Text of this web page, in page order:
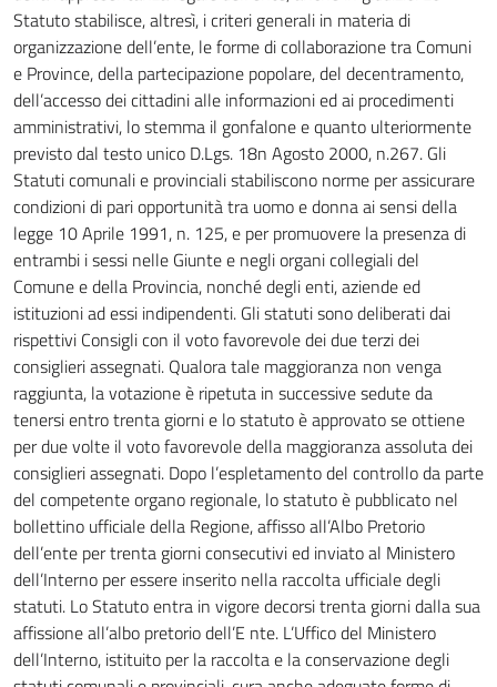
Statuto stabilisce, altresì, i criteri generali in materia di
organizzazione dell’ente, le forme di collaborazione tra Comuni
e Province, della partecipazione popolare, del decentramento,
dell’accesso dei cittadini alle informazioni ed ai procedimenti
amministrativi, lo stemma il gonfalone e quanto ulteriormente
previsto dal testo unico D.Lgs. 18n Agosto 2000, n.267. Gli
Statuti comunali e provinciali stabiliscono norme per assicurare
condizioni di pari opportunità tra uomo e donna ai sensi della
legge 10 Aprile 1991, n. 125, e per promuovere la presenza di
entrambi i sessi nelle Giunte e negli organi collegiali del
Comune e della Provincia, nonché degli enti, aziende ed
istituzioni ad essi indipendenti. Gli statuti sono deliberati dai
rispettivi Consigli con il voto favorevole dei due terzi dei
consiglieri assegnati. Qualora tale maggioranza non venga
raggiunta, la votazione è ripetuta in successive sedute da
tenersi entro trenta giorni e lo statuto è approvato se ottiene
per due volte il voto favorevole della maggioranza assoluta dei
consiglieri assegnati. Dopo l’espletamento del controllo da parte
del competente organo regionale, lo statuto è pubblicato nel
bollettino ufficiale della Regione, affisso all’Albo Pretorio
dell’ente per trenta giorni consecutivi ed inviato al Ministero
dell’Interno per essere inserito nella raccolta ufficiale degli
statuti. Lo Statuto entra in vigore decorsi trenta giorni dalla sua
affissione all’albo pretorio dell’E nte. L’Uffico del Ministero
dell’Interno, istituito per la raccolta e la conservazione degli